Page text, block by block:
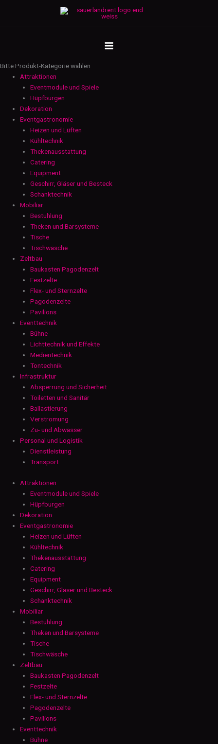
springen
MENU
Bitte Produkt-Kategorie wählen
Attraktionen
Eventmodule und Spiele
Hüpfburgen
Dekoration
Eventgastronomie
Heizen und Lüften
Kühltechnik
Thekenausstattung
Catering
Equipment
Geschirr, Gläser und Besteck
Schanktechnik
Mobiliar
Bestuhlung
Theken und Barsysteme
Tische
Tischwäsche
Zeltbau
Baukasten Pagodenzelt
Festzelte
Flex- und Sternzelte
Pagodenzelte
Pavilions
Eventtechnik
Bühne
Lichttechnik und Effekte
Medientechnik
Tontechnik
Infrastruktur
Absperrung und Sicherheit
Toiletten und Sanitär
Ballastierung
Verstromung
Zu- und Abwasser
Personal und Logistik
Dienstleistung
Transport
Attraktionen
Eventmodule und Spiele
Hüpfburgen
Dekoration
Eventgastronomie
Heizen und Lüften
Kühltechnik
Thekenausstattung
Catering
Equipment
Geschirr, Gläser und Besteck
Schanktechnik
Mobiliar
Bestuhlung
Theken und Barsysteme
Tische
Tischwäsche
Zeltbau
Baukasten Pagodenzelt
Festzelte
Flex- und Sternzelte
Pagodenzelte
Pavilions
Eventtechnik
Bühne